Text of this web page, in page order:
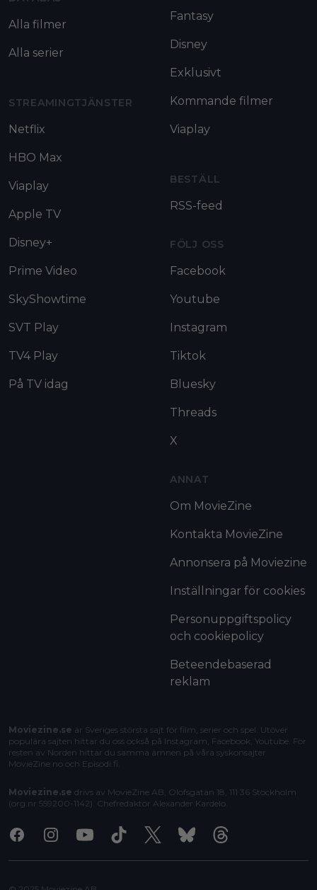
Alla filmer
Alla serier
STREAMINGTJÄNSTER
Netflix
HBO Max
Viaplay
Apple TV
Disney+
Prime Video
SkyShowtime
SVT Play
TV4 Play
På TV idag
Fantasy
Disney
Exklusivt
Kommande filmer
Viaplay
BESTÄLL
RSS-feed
FÖLJ OSS
Facebook
Youtube
Instagram
Tiktok
Bluesky
Threads
X
ANNAT
Om MovieZine
Kontakta MovieZine
Annonsera på Moviezine
Inställningar för cookies
Personuppgiftspolicy
och cookiepolicy
Beteendebaserad
reklam
Moviezine.se är Sveriges största sajt för film, serier och spel. Utöver
populära sajten hittar du oss också på Instagram, Facebook, Youtube. För
resten av Norden hittar du samma ämnen på våra syskonsajter
MovieZine.no och Episodi.fi
Moviezine.se drivs av MovieZine AB, Olofsgatan 18, 111 36 Stockholm
(org.nr 559200-1142). Chefredaktör Alexander Kardelo
FacebookInstagramYoutubeTiktok X BlueskyThreads